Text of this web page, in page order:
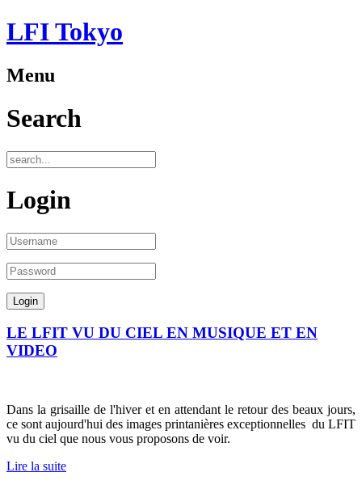
LFI Tokyo
Menu
Search
Login
LE LFIT VU DU CIEL EN MUSIQUE ET EN
VIDEO
Dans la grisaille de l'hiver et en attendant le retour des beaux jours,
ce sont aujourd'hui des images printanières exceptionnelles du LFIT
vu du ciel que nous vous proposons de voir.
Lire la suite